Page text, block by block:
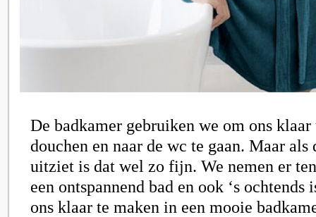
De badkamer gebruiken we om ons klaar
douchen en naar de wc te gaan. Maar als
uitziet is dat wel zo fijn. We nemen er
een ontspannend bad en ook ‘s ochtends
ons klaar te maken in een mooie